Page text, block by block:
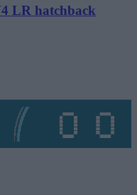
LR hatchback